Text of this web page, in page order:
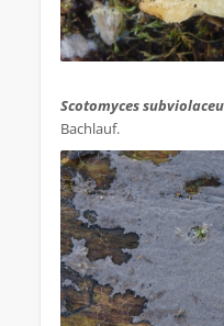
Scotomyces
Bachlauf.